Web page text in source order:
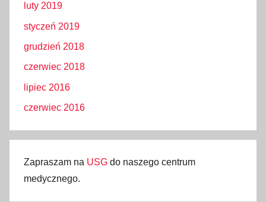
luty 2019
styczeń 2019
grudzień 2018
czerwiec 2018
lipiec 2016
czerwiec 2016
Zapraszam na USG do naszego centrum
medycznego.